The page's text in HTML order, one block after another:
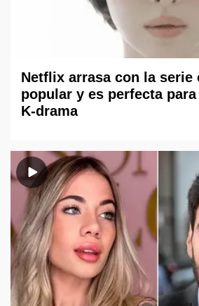
Netflix arrasa con la serie
popular y es perfecta para
K-drama